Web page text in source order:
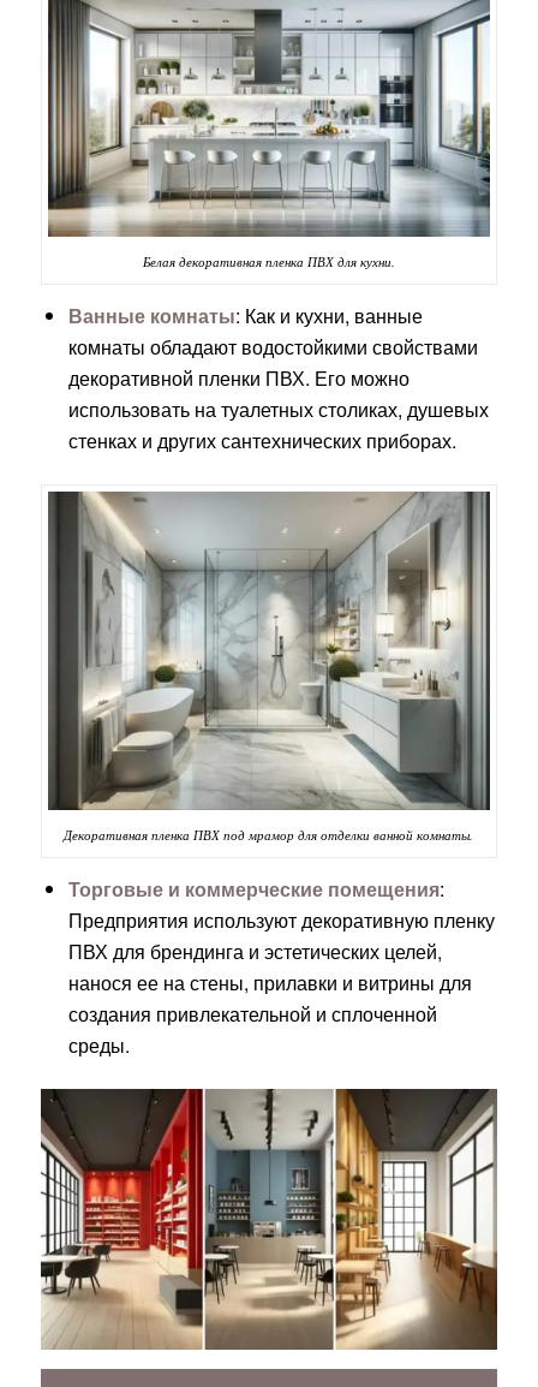
Белая декоративная пленка ПВХ для кухни.
Ванные комнаты: Как и кухни, ванные
комнаты обладают водостойкими свойствами
декоративной пленки ПВХ. Его можно
использовать на туалетных столиках, душевых
стенках и других сантехнических приборах.
Декоративная пленка ПВХ под мрамор для отделки ванной комнаты.
Торговые и коммерческие помещения:
Предприятия используют декоративную пленку
ПВХ для брендинга и эстетических целей,
нанося ее на стены, прилавки и витрины для
создания привлекательной и сплоченной
среды.